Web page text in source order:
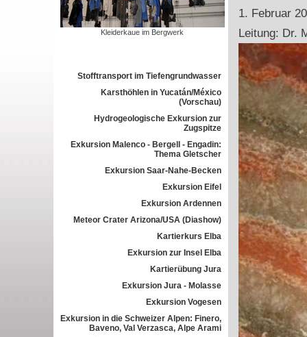
Kleiderkaue im Bergwerk
Stofftransport im Tiefengrundwasser
Karsthöhlen in Yucatán/México
(Vorschau)
Hydrogeologische Exkursion zur
Zugspitze
Exkursion Malenco - Bergell - Engadin:
Thema Gletscher
Exkursion Saar-Nahe-Becken
Exkursion Eifel
Exkursion Ardennen
Meteor Crater Arizona/USA (Diashow)
Kartierkurs Elba
Exkursion zur Insel Elba
Kartierübung Jura
Exkursion Jura - Molasse
Exkursion Vogesen
Exkursion in die Schweizer Alpen: Finero,
Baveno, Val Verzasca, Alpe Arami
1. Februar
Leitung: Dr.